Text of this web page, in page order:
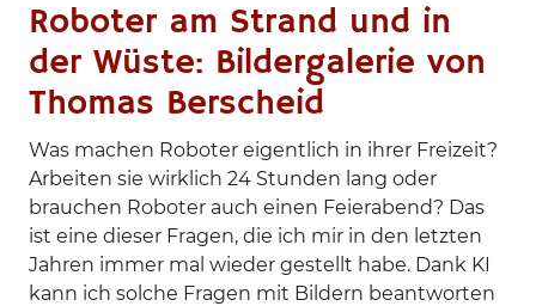
Roboter am Strand und in
der Wüste: Bildergalerie von
Thomas Berscheid
Was machen Roboter eigentlich in ihrer Freizeit?
Arbeiten sie wirklich 24 Stunden lang oder
brauchen Roboter auch einen Feierabend? Das
ist eine dieser Fragen, die ich mir in den letzten
Jahren immer mal wieder gestellt habe. Dank KI
kann ich solche Fragen mit Bildern beantworten